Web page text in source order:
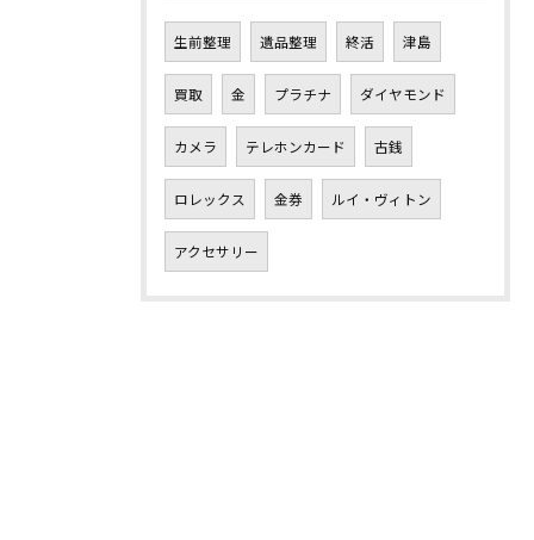
生前整理 遺品整理 終活 津島
買取 金 プラチナ ダイヤモンド
カメラ テレホンカード 古銭
ロレックス 金券 ルイ・ヴィトン
アクセサリー